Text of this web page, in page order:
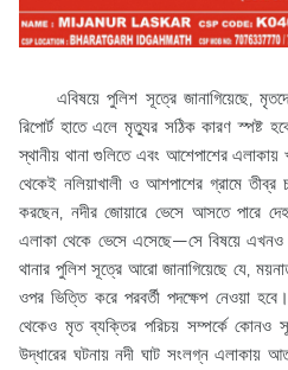
এবিষয়ে পুলিশ সূত্রে জানাগিয়েছে,
রিপোর্ট হাতে এলে মৃত্যুর সঠিক কারণ স্পষ্ট
স্থানীয় থানা গুলিতে এবং আশেপাশের
থেকেই নলিয়াখালী ও আশপাশের গ্রামে
করছেন, নদীর জোয়ারে ভেসে আসতে পারে
এলাকা থেকে ভেসে এসেছে—সে বিষয়ে এখনও
থানার পুলিশ সূত্রে আরো জানাগিয়েছে যে,
ওপর ভিত্তি করে পরবর্তী পদক্ষেপ নেওয়া
থেকেও মৃত ব্যক্তির পরিচয় সম্পর্কে কোনও
উদ্ধারের ঘটনায় নদী ঘাট সংলগ্ন এলাকায়